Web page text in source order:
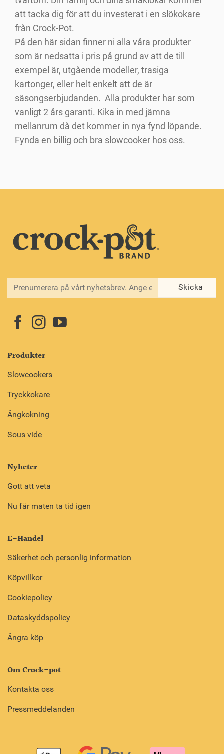
att tacka dig för att du investerat i en slökokare
från Crock-Pot.
På den här sidan finner ni alla våra produkter
som är nedsatta i pris på grund av att de till
exempel är, utgående modeller, trasiga
kartonger, eller helt enkelt att de är
säsongserbjudanden. Alla produkter har som
vanligt 2 års garanti. Kika in med jämna
mellanrum då det kommer in nya fynd löpande.
Fynda en billig och bra slowcooker hos oss.
Produkter
Slowcookers
Tryckkokare
Ångkokning
Sous vide
Nyheter
Gott att veta
Nu får maten ta tid igen
E-Handel
Säkerhet och personlig information
Köpvillkor
Cookiepolicy
Dataskyddspolicy
Ångra köp
Om Crock-pot
Kontakta oss
Pressmeddelanden